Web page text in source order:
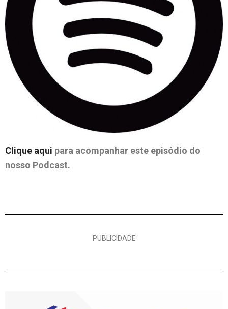
Clique aqui para acompanhar este episódio do
nosso Podcast.
PUBLICIDADE